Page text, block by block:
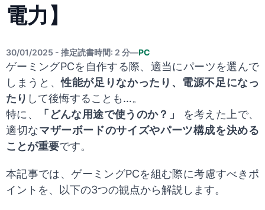
電力】
30/01/2025 - 推定読書時間: 2 分—PC
ゲーミングPCを自作する際、適当にパーツを選んで
しまうと、性能が足りなかったり、電源不足になっ
たり して後悔することも…。
特に、
「どんな用途で使うのか？」
を考えた上で、
適切なマザーボードのサイズやパーツ構成を決める
ことが重要です。
本記事では、ゲーミングPCを組む際に考慮すべきポ
イントを、以下の3つの観点から解説します。